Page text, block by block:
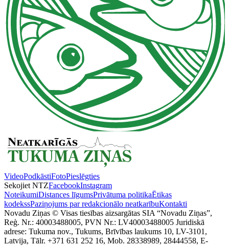
VideoPodkāstiFotoPieslēgties
Sekojiet NTZFacebookInstagram
NoteikumiDistances līgumsPrivātuma politikaĒtikas
kodekssPaziņojums par redakcionālo neatkarībuKontakti
Novadu Ziņas © Visas tiesības aizsargātas SIA “Novadu Ziņas”,
Reģ. Nr.: 40003488005, PVN Nr.: LV40003488005 Juridiskā
adrese: Tukuma nov., Tukums, Brīvības laukums 10, LV-3101,
Latvija, Tālr. +371 631 252 16, Mob. 28338989, 28444558, E-